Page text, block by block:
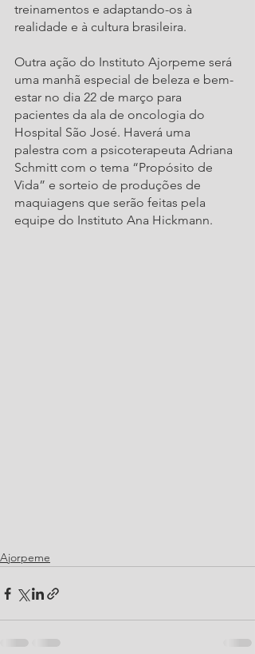
treinamentos e adaptando-os à
realidade e à cultura brasileira.
Outra ação do Instituto Ajorpeme será
uma manhã especial de beleza e bem-
estar no dia 22 de março para
pacientes da ala de oncologia do
Hospital São José. Haverá uma
palestra com a psicoterapeuta Adriana
Schmitt com o tema “Propósito de
Vida” e sorteio de produções de
maquiagens que serão feitas pela
equipe do Instituto Ana Hickmann.
Ajorpeme